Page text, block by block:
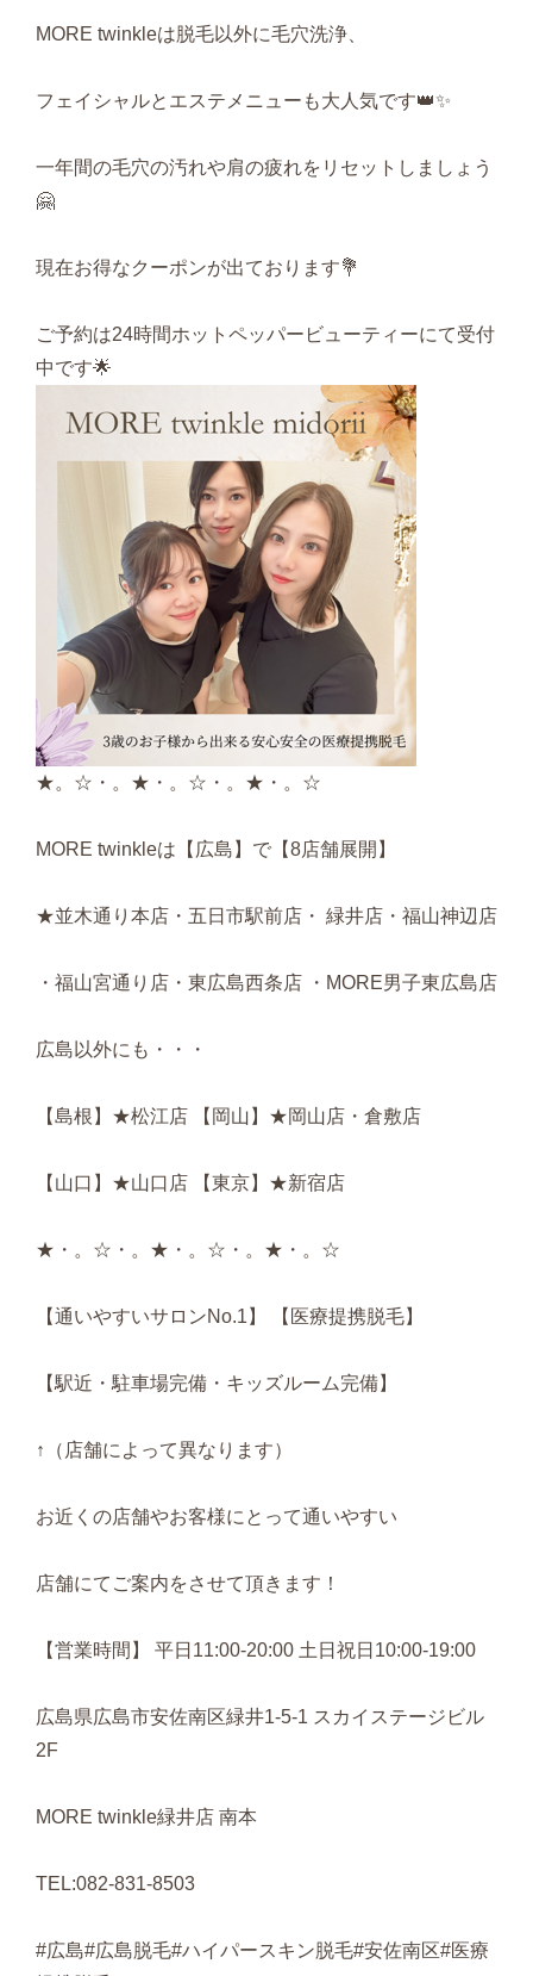
MORE twinkleは脱毛以外に毛穴洗浄、
フェイシャルとエステメニューも大人気です👑✨
一年間の毛穴の汚れや肩の疲れをリセットしましょう
🤗
現在お得なクーポンが出ております💐
ご予約は24時間ホットペッパービューティーにて受付
中です🌟
★。☆・。★・。☆・。★・。☆
MORE twinkleは【広島】で【8店舗展開】
★並木通り本店・五日市駅前店・ 緑井店・福山神辺店
・福山宮通り店・東広島西条店 ・MORE男子東広島店
広島以外にも・・・
【島根】★松江店 【岡山】★岡山店・倉敷店
【山口】★山口店 【東京】★新宿店
★・。☆・。★・。☆・。★・。☆
【通いやすいサロンNo.1】 【医療提携脱毛】
【駅近・駐車場完備・キッズルーム完備】
↑（店舗によって異なります）
お近くの店舗やお客様にとって通いやすい
店舗にてご案内をさせて頂きます！
【営業時間】 平日11:00-20:00 土日祝日10:00-19:00
広島県広島市安佐南区緑井1-5-1 スカイステージビル
2F
MORE twinkle緑井店 南本
TEL:082-831-8503
#広島#広島脱毛#ハイパースキン脱毛#安佐南区#医療